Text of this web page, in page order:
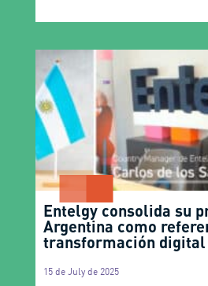
Entelgy consolida su
Argentina como
transformación digital
15 de July de 2025